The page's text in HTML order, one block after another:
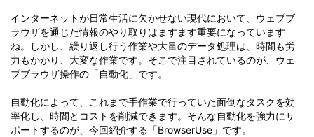
インターネットが日常生活に欠かせない現代において、ウェブブ
ラウザを通じた情報のやり取りはますます重要になっています
ね。しかし、繰り返し行う作業や大量のデータ処理は、時間も労
力もかかり、大変な作業です。そこで注目されているのが、ウェ
ブブラウザ操作の「自動化」です。
自動化によって、これまで手作業で行っていた面倒なタスクを効
率化し、時間とコストを削減できます。そんな自動化を強力にサ
ポートするのが、今回紹介する「BrowserUse」です。